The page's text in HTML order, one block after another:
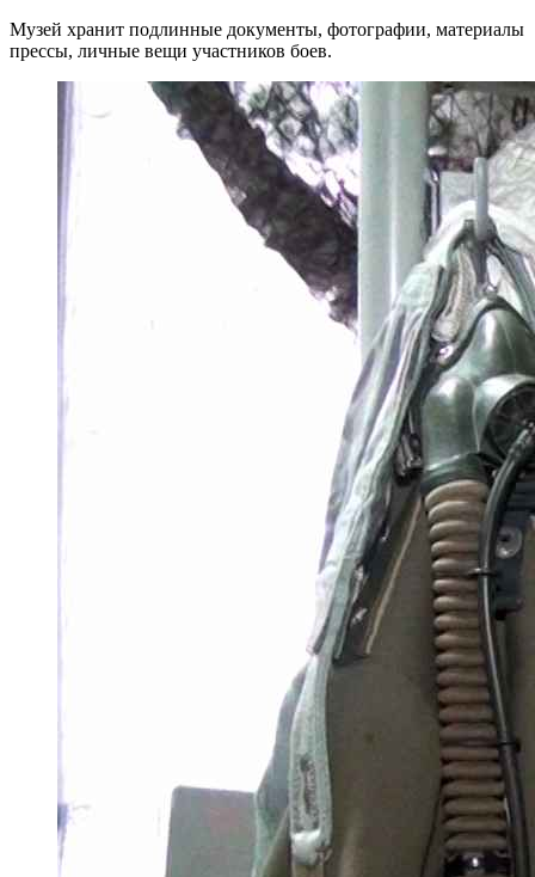
Музей хранит подлинные документы, фотографии, материалы
прессы, личные вещи участников боев.